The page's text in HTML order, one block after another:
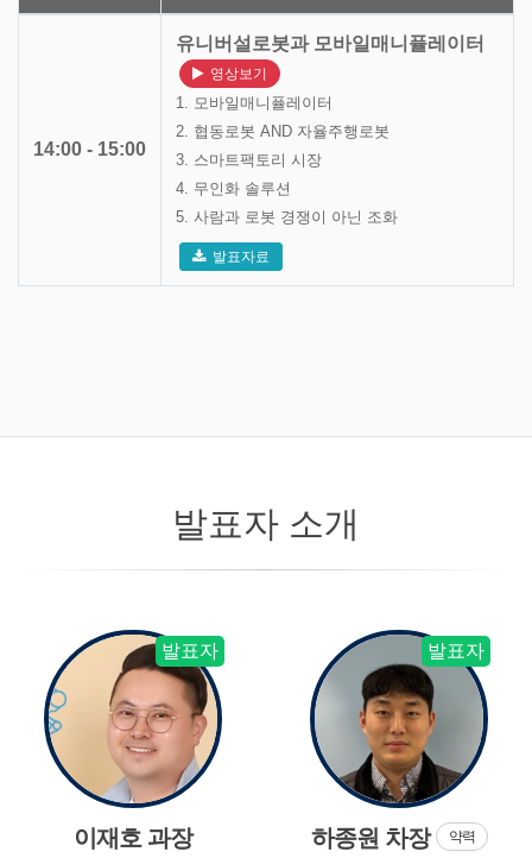
14:00 - 15:00
유니버설로봇과 모바일매니퓰레이터
영상보기
1. 모바일매니퓰레이터
2. 협동로봇 AND 자율주행로봇
3. 스마트팩토리 시장
4. 무인화 솔루션
5. 사람과 로봇 경쟁이 아닌 조화
발표자료
발표자 소개
발표자
이재호 과장
발표자
하종원 차장 약력